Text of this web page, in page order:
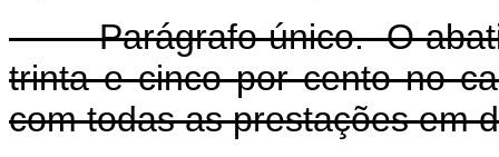
Parágrafo único. O
trinta e cinco por cento no
com todas as prestações em